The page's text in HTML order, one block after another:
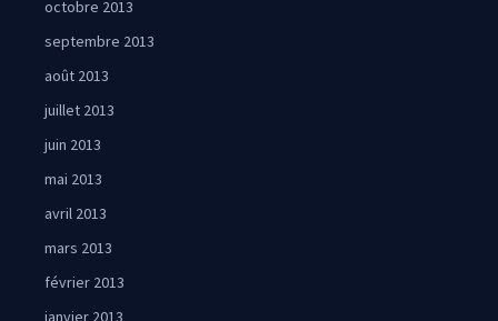
octobre 2013
septembre 2013
août 2013
juillet 2013
juin 2013
mai 2013
avril 2013
mars 2013
février 2013
janvier 2013